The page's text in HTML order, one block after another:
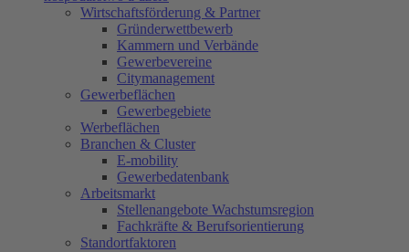
Wirtschaftsförderung & Partner
Gründerwettbewerb
Kammern und Verbände
Gewerbevereine
Citymanagement
Gewerbeflächen
Gewerbegebiete
Werbeflächen
Branchen & Cluster
E-mobility
Gewerbedatenbank
Arbeitsmarkt
Stellenangebote Wachstumsregion
Fachkräfte & Berufsorientierung
Standortfaktoren